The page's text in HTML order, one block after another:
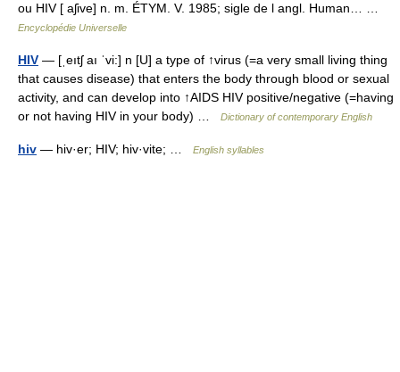
ou HIV [ aʃive] n. m. ÉTYM. V. 1985; sigle de l angl. Human… …
Encyclopédie Universelle
HIV — [ˌeıtʃ aı ˈvi:] n [U] a type of ↑virus (=a very small living thing
that causes disease) that enters the body through blood or sexual
activity, and can develop into ↑AIDS HIV positive/negative (=having
or not having HIV in your body) …
Dictionary of contemporary English
hiv — hiv·er; HIV; hiv·vite; … English syllables